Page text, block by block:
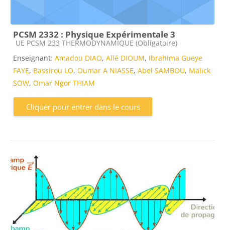
PCSM 2332 : Physique Expérimentale 3
Catégorie de cours
UE PCSM 233 THERMODYNAMIQUE (Obligatoire)
Enseignant: Amadou DIAO, Allé DIOUM, Ibrahima Gueye
FAYE, Bassirou LO, Oumar A NIASSE, Abel SAMBOU, Malick
SOW, Omar Ngor THIAM
Cliquer pour entrer dans le cours